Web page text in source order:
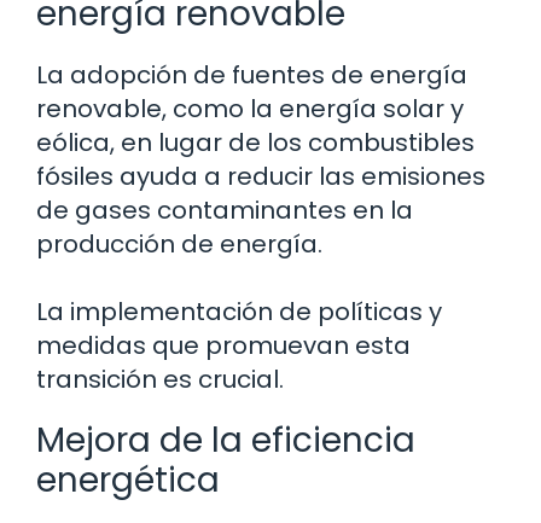
energía renovable
La adopción de fuentes de energía
renovable, como la energía solar y
eólica, en lugar de los combustibles
fósiles ayuda a reducir las emisiones
de gases contaminantes en la
producción de energía.
La implementación de políticas y
medidas que promuevan esta
transición es crucial.
Mejora de la eficiencia
energética